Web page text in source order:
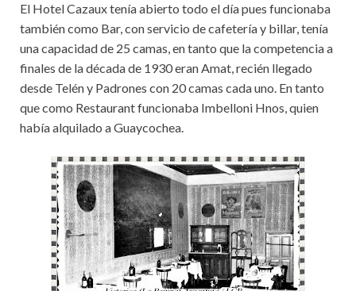
El Hotel Cazaux tenía abierto todo el día pues funcionaba
también como Bar, con servicio de cafetería y billar, tenía
una capacidad de 25 camas, en tanto que la competencia a
finales de la década de 1930 eran Amat, recién llegado
desde Telén y Padrones con 20 camas cada uno. En tanto
que como Restaurant funcionaba Imbelloni Hnos, quien
había alquilado a Guaycochea.